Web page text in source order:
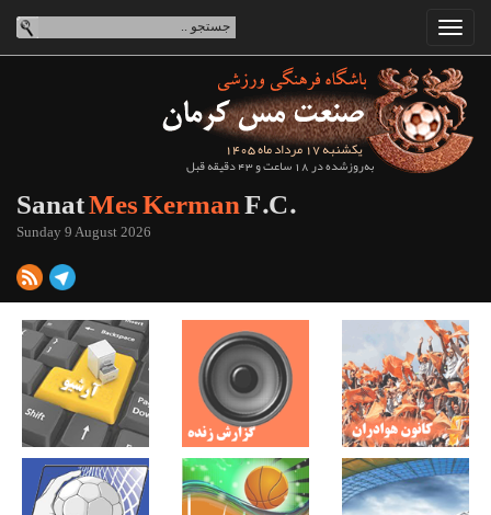
یکشنبه 17 مرداد ماه 1405
به‌روزشده در 18 ساعت و 43 دقیقه قبل
SanatMes KermanF.C.
Sunday 9 August 2026